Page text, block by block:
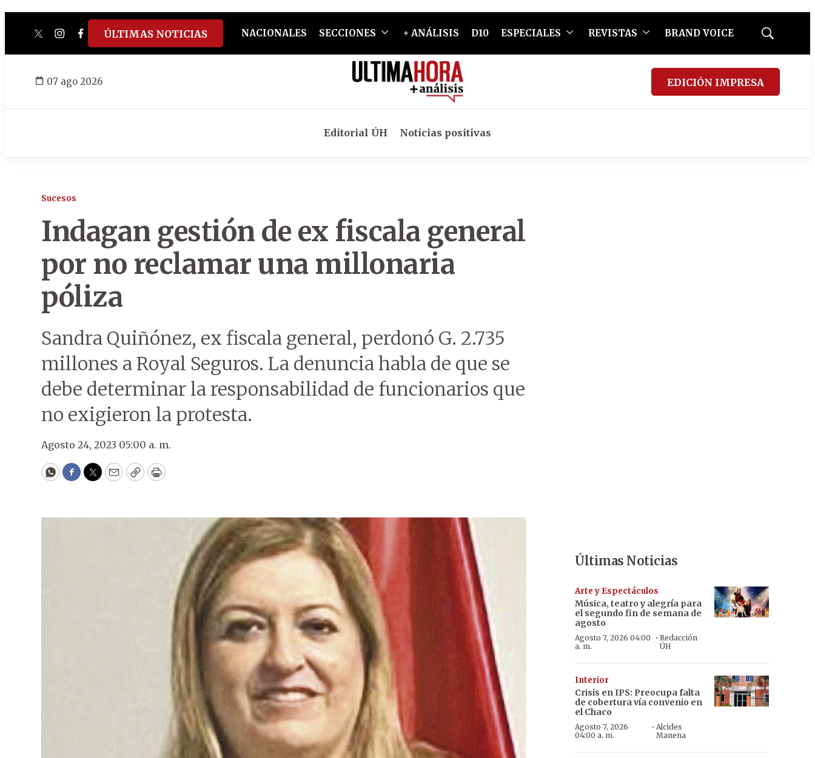
twitterinstagram
facebook
tiktokyoutube
spotify
ÚLTIMAS NOTICIAS NACIONALES SECCIONES + ANÁLISIS D10 ESPECIALES REVISTAS BRAND VOICE
Mostrar
07 ago 2026 EDICIÓN IMPRESA
Editorial ÚH Noticias positivas
Sucesos
Indagan gestión de ex fiscala general
por no reclamar una millonaria
póliza
Sandra Quiñónez, ex fiscala general, perdonó G. 2.735
millones a Royal Seguros. La denuncia habla de que se
debe determinar la responsabilidad de funcionarios que
no exigieron la protesta.
Agosto 24, 2023 05:00 a. m.
WhatsApp
Facebook
Twitter
EmailCopyPrint
Últimas Noticias
Arte y Espectáculos
Música, teatro y alegría para
el segundo fin de semana de
agosto
Agosto 7, 2026 04:00
a. m.
· Redacción
ÚH
Interior
Crisis en IPS: Preocupa falta
de cobertura vía convenio en
el Chaco
Agosto 7, 2026
04:00 a. m.
·Alcides
Manena